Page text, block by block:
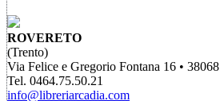
ROVERETO
(Trento)
Via Felice e Gregorio Fontana 16 • 38068
Tel. 0464.75.50.21
info@libreriarcadia.com